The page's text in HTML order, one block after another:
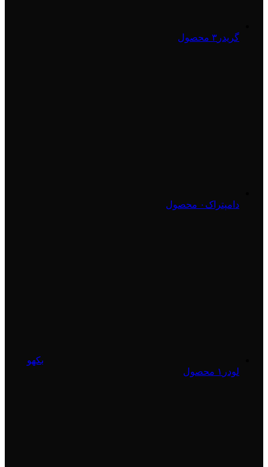
گریدر ۳ محصول
دامپتراک ۰ محصول
بکهو
لودر ۱ محصول